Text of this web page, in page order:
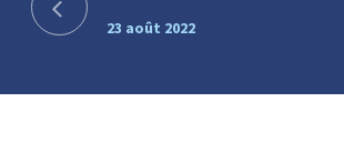
23 août 2022